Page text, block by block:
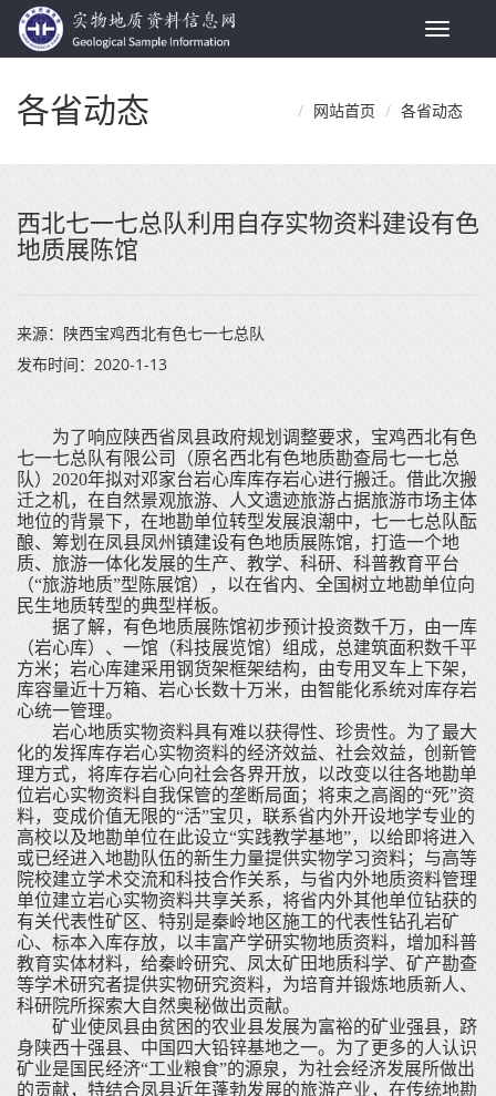
Toggle
各省动态 网站首页 各省动态
西北七一七总队利用自存实物资料建设有色
地质展陈馆
来源： 陕西宝鸡西北有色七一七总队
发布时间： 2020-1-13
为了响应陕西省凤县政府规划调整要求，宝鸡西北有色
七一七总队有限公司（原名西北有色地质勘查局七一七总
队） 2020年拟对邓家台岩心库库存岩心进行搬迁。借此次搬
迁之机，在自然景观旅游、人文遗迹旅游占据旅游市场主体
地位的背景下，在地勘单位转型发展浪潮中，七一七总队酝
酿、筹划在凤县凤州镇建设有色地质展陈馆，打造一个地
质、旅游一体化发展的生产、教学、科研、科普教育平台
（“旅游地质”型陈展馆），以在省内、全国树立地勘单位向
民生地质转型的典型样板。
据了解，有色地质展陈馆初步预计投资数千万，由一库
（岩心库）、一馆（科技展览馆）组成，总建筑面积数千平
方米；岩心库建采用钢货架框架结构，由专用叉车上下架，
库容量近十万箱、岩心长数十万米，由智能化系统对库存岩
心统一管理。
岩心地质实物资料具有难以获得性、珍贵性。为了最大
化的发挥库存岩心实物资料的经济效益、社会效益，创新管
理方式，将库存岩心向社会各界开放，以改变以往各地勘单
位岩心实物资料自我保管的垄断局面；将束之高阁的“死”资
料，变成价值无限的“活”宝贝，联系省内外开设地学专业的
高校以及地勘单位在此设立“实践教学基地”，以给即将进入
或已经进入地勘队伍的新生力量提供实物学习资料；与高等
院校建立学术交流和科技合作关系，与省内外地质资料管理
单位建立岩心实物资料共享关系，将省内外其他单位钻获的
有关代表性矿区、特别是秦岭地区施工的代表性钻孔岩矿
心、标本入库存放，以丰富产学研实物地质资料，增加科普
教育实体材料，给秦岭研究、凤太矿田地质科学、矿产勘查
等学术研究者提供实物研究资料，为培育并锻炼地质新人、
科研院所探索大自然奥秘做出贡献。
矿业使凤县由贫困的农业县发展为富裕的矿业强县，跻
身陕西十强县、中国四大铅锌基地之一。为了更多的人认识
矿业是国民经济“工业粮食”的源泉，为社会经济发展所做出
的贡献，特结合凤县近年蓬勃发展的旅游产业，在传统地勘